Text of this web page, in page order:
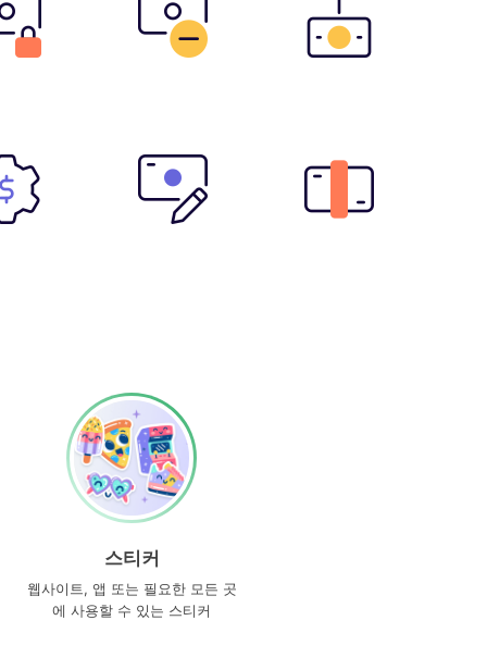
스티커
웹사이트, 앱 또는 필요한 모든 곳
에 사용할 수 있는 스티커